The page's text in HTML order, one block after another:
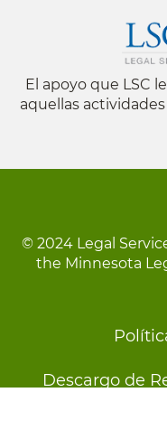
El apoyo que LSC
aquellas
© 2024 Legal
the Minnesota
Descargo de